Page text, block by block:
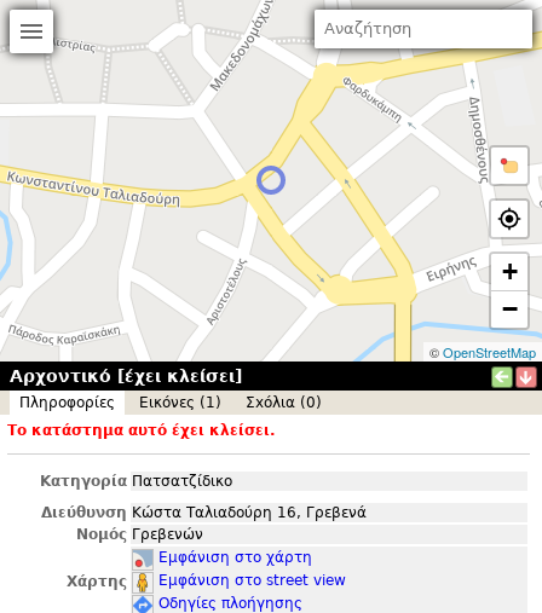
+
−
©OpenStreetMap
Αρχοντικό [έχει κλείσει]
Πληροφορίες Εικόνες (1)
Σxόλια (0)
Το κατάστημα αυτό έχει κλείσει.
Κατηγορία Πατσατζίδικο
Διεύθυνση Κώστα Ταλιαδούρη 16, Γρεβενά
Νομός Γρεβενών
Χάρτης
Εμφάνιση στο χάρτη
Εμφάνιση στο street view
Οδηγίες πλοήγησης